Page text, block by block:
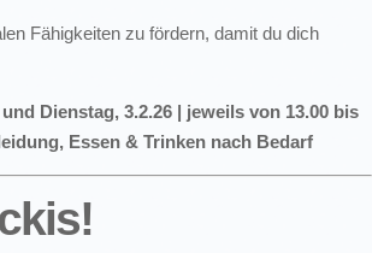
Fähigkeiten zu fördern, damit du dich
Dienstag, 3.2.26 | jeweils von 13.00 bis
Essen & Trinken nach Bedarf